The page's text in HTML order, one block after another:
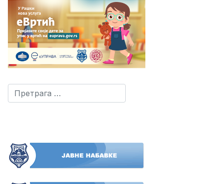
Претрага